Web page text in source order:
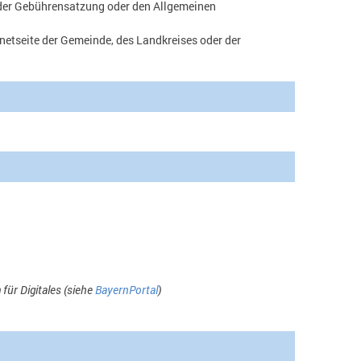
Gebührensatzung oder den Allgemeinen
der Gemeinde, des Landkreises oder der
Digitales (sieheBayernPortal)